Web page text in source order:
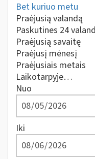
Bet kuriuo metu
Praėjusią valandą
Paskutines 24
Praėjusią savaitę
Praėjusį mėnesį
Praėjusiais metais
Laikotarpyje…
Nuo
Iki